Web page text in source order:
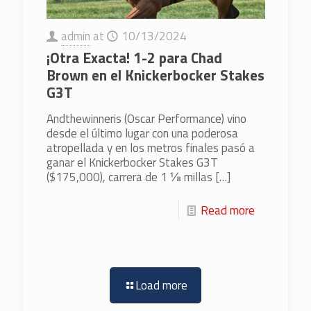
admin at 10/13/2024
¡Otra Exacta! 1-2 para Chad
Brown en el Knickerbocker Stakes
G3T
Andthewinneris (Oscar Performance) vino
desde el último lugar con una poderosa
atropellada y en los metros finales pasó a
ganar el Knickerbocker Stakes G3T
($175,000), carrera de 1 ⅛ millas […]
Read more
Load more